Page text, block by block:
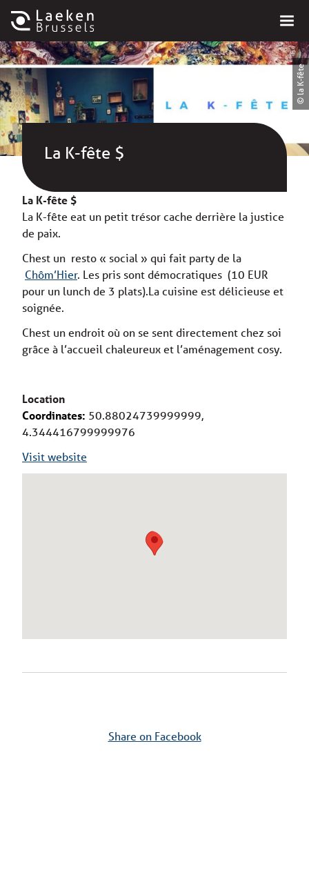
© la K-fête
La K-fête $
La K-fête $
La K-fête eat un petit trésor cache derrière la justice
de paix.
Chest un resto « social » qui fait party de la
Chôm’Hier. Les pris sont démocratiques (10 EUR
pour un lunch de 3 plats).La cuisine est délicieuse et
soignée.
Chest un endroit où on se sent directement chez soi
grâce à l’accueil chaleureux et l’aménagement cosy.
Location
Coordinates: 50.88024739999999,
4.344416799999976
Visit website
Share on Facebook